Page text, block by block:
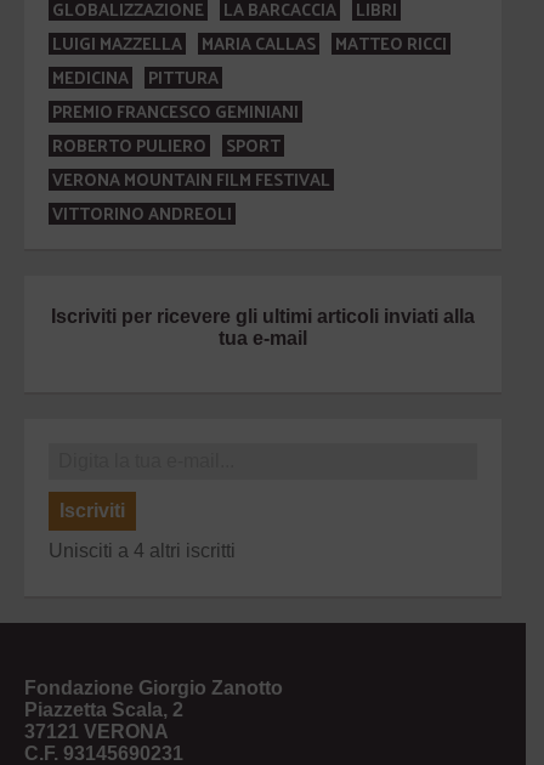
GLOBALIZZAZIONE
LA BARCACCIA
LIBRI
LUIGI MAZZELLA
MARIA CALLAS
MATTEO RICCI
MEDICINA
PITTURA
PREMIO FRANCESCO GEMINIANI
ROBERTO PULIERO
SPORT
VERONA MOUNTAIN FILM FESTIVAL
VITTORINO ANDREOLI
Iscriviti per ricevere gli ultimi articoli inviati alla
tua e-mail
Iscriviti
Unisciti a 4 altri iscritti
Fondazione Giorgio Zanotto
Piazzetta Scala, 2
37121 VERONA
C.F. 93145690231